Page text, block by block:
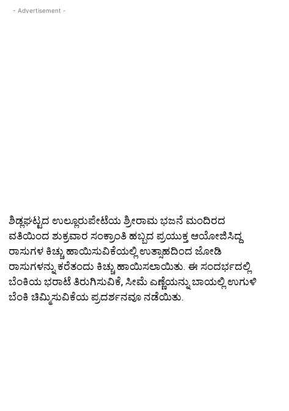
- Advertisement -
ಶಿಡ್ಲಘಟ್ಟದ ಉಲ್ಲೂರುಪೇಟೆಯ ಶ್ರೀರಾಮ ಭಜನೆ ಮಂದಿರದ
ವತಿಯಿಂದ ಶುಕ್ರವಾರ ಸಂಕ್ರಾಂತಿ ಹಬ್ಬದ ಪ್ರಯುಕ್ತ ಆಯೋಜಿಸಿದ್ದ
ರಾಸುಗಳ ಕಿಚ್ಚು ಹಾಯಿಸುವಿಕೆಯಲ್ಲಿ ಉತ್ಸಾಹದಿಂದ ಜೋಡಿ
ರಾಸುಗಳನ್ನು ಕರೆತಂದು ಕಿಚ್ಚು ಹಾಯಿಸಲಾಯಿತು. ಈ ಸಂದರ್ಭದಲ್ಲಿ
ಬೆಂಕಿಯ ಭರಾಟೆ ತಿರುಗಿಸುವಿಕೆ, ಸೀಮೆ ಎಣ್ಣೆಯನ್ನು ಬಾಯಲ್ಲಿ ಉಗುಳಿ
ಬೆಂಕಿ ಚಿಮ್ಮಿಸುವಿಕೆಯ ಪ್ರದರ್ಶನವೂ ನಡೆಯಿತು.